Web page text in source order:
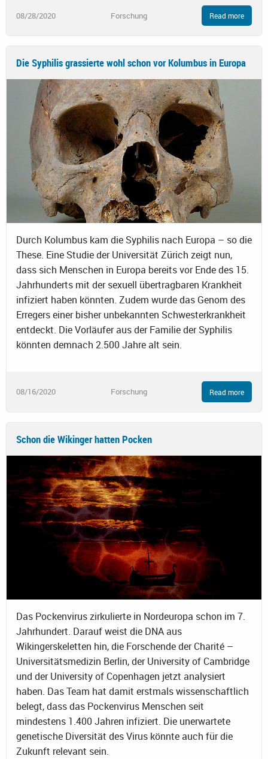
08/28/2020 Forschung Read more
Die Syphilis grassierte wohl schon vor Kolumbus in Europa
Durch Kolumbus kam die Syphilis nach Europa – so die
These. Eine Studie der Universität Zürich zeigt nun,
dass sich Menschen in Europa bereits vor Ende des 15.
Jahrhunderts mit der sexuell übertragbaren Krankheit
infiziert haben könnten. Zudem wurde das Genom des
Erregers einer bisher unbekannten Schwesterkrankheit
entdeckt. Die Vorläufer aus der Familie der Syphilis
könnten demnach 2.500 Jahre alt sein.
08/16/2020 Forschung Read more
Schon die Wikinger hatten Pocken
Das Pockenvirus zirkulierte in Nordeuropa schon im 7.
Jahrhundert. Darauf weist die DNA aus
Wikingerskeletten hin, die Forschende der Charité –
Universitätsmedizin Berlin, der University of Cambridge
und der University of Copenhagen jetzt analysiert
haben. Das Team hat damit erstmals wissenschaftlich
belegt, dass das Pockenvirus Menschen seit
mindestens 1.400 Jahren infiziert. Die unerwartete
genetische Diversität des Virus könnte auch für die
Zukunft relevant sein.